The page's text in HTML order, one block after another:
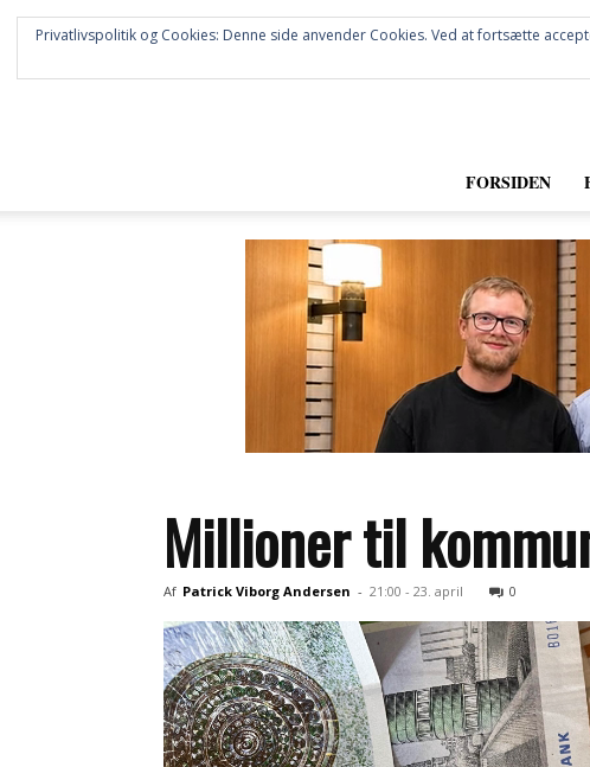
FORSIDEN
Millioner til
Af Patrick Viborg Andersen - 21:00 - 23. april 0
Privatlivspolitik og Cookies: Denne side anvender Cookies. Ved at fortsætte